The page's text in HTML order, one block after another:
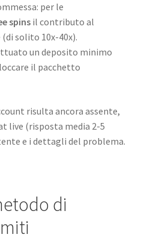
per le
spinsil contributo al
solito 10x-40x).
un deposito minimo
il pacchetto
risulta ancora assente,
live (risposta media 2-5
e i dettagli del problema.
di